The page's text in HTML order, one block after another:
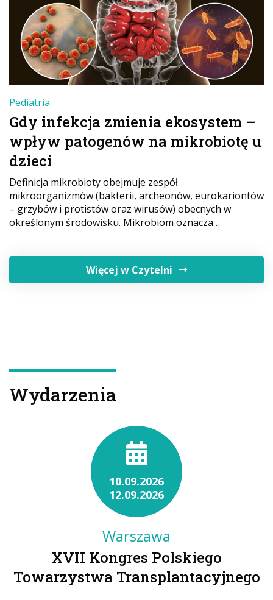
Pediatria
Gdy infekcja zmienia ekosystem –
wpływ patogenów na mikrobiotę u
dzieci
Definicja mikrobioty obejmuje zespół
mikroorganizmów (bakterii, archeonów, eurokariontów
– grzybów i protistów oraz wirusów) obecnych w
określonym środowisku. Mikrobiom oznacza…
Więcej w Czytelni
Wydarzenia
10.09.2026
12.09.2026
Warszawa
XVII Kongres Polskiego
Towarzystwa Transplantacyjnego